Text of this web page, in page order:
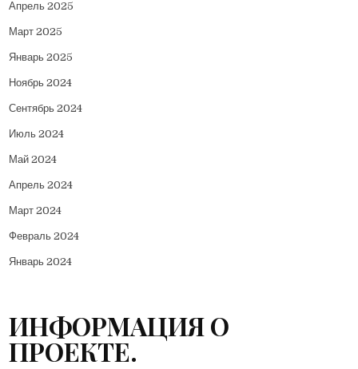
Апрель 2025
Март 2025
Январь 2025
Ноябрь 2024
Сентябрь 2024
Июль 2024
Май 2024
Апрель 2024
Март 2024
Февраль 2024
Январь 2024
ИНФОРМАЦИЯ О
ПРОЕКТЕ.